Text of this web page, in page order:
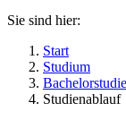
Sie sind hier:
Start
Studium
Studienablauf